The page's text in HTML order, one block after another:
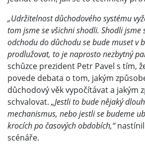
„Udržitelnost důchodového systému
tom jsme se všichni shodli. Shodli jsme
odchodu do důchodu se bude muset v
prodlužovat, to je naprosto nezbytný
schůzce prezident Petr Pavel s tím,
povede debata o tom, jakým
důchodový věk vypočítávat a jakým
schvalovat.„Jestli to bude nějaký
mechanismus, nebo jestli se budeme
krocích po časových obdobích,“nastínil
scénáře.